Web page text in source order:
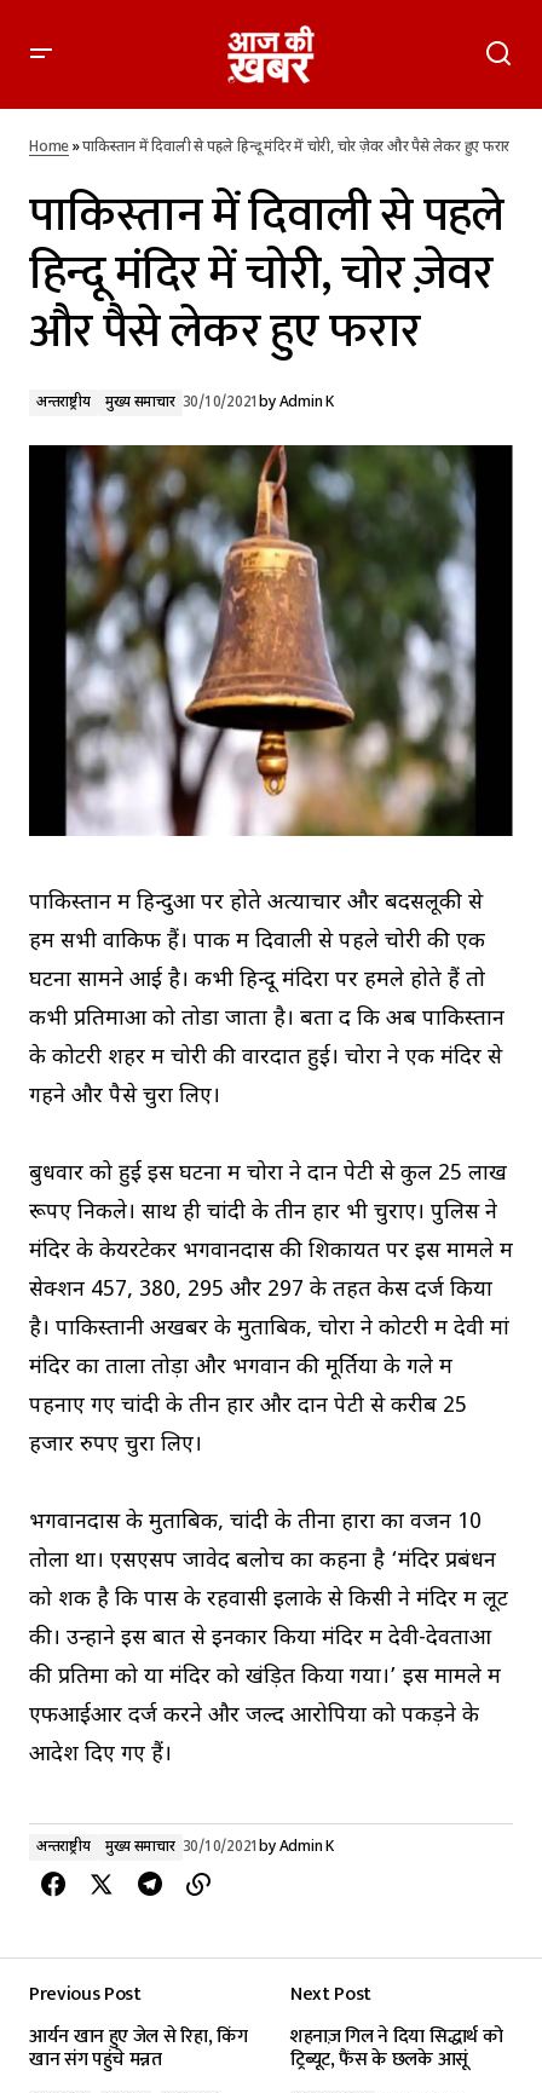
हुए फरार
Home»पाकिस्तान में दिवाली से पहले हिन्दू मंदिर में चोरी, चोर ज़ेवर और पैसे लेकर हुए फरार
पाकिस्तान में दिवाली से पहले
हिन्दू मंदिर में चोरी, चोर ज़ेवर
और पैसे लेकर हुए फरार
अन्तर्राष्ट्रीय मुख्य समाचार 30/10/2021by Admin K
पाकिस्तान में हिन्दुओं पर होते अत्याचार और बदसलूकी से
हम सभी वाकिफ हैं। पाक में दिवाली से पहले चोरी की एक
घटना सामने आई है। कभी हिन्दू मंदिरों पर हमले होते हैं तो
कभी प्रतिमाओं को तोडा जाता है। बता दें कि अब पाकिस्तान
के कोटरी शहर में चोरी की वारदात हुई। चोरों ने एक मंदिर से
गहने और पैसे चुरा लिए।
बुधवार को हुई इस घटना में चोरों ने दान पेटी से कुल 25 लाख
रूपए निकले। साथ ही चांदी के तीन हार भी चुराए। पुलिस ने
मंदिर के केयरटेकर भगवानदास की शिकायत पर इस मामले में
सेक्शन 457, 380, 295 और 297 के तहत केस दर्ज किया
है। पाकिस्तानी अखबर के मुताबिक, चोरों ने कोटरी में देवी मां
मंदिर का ताला तोड़ा और भगवान की मूर्तियों के गले में
पहनाए गए चांदी के तीन हार और दान पेटी से करीब 25
हजार रुपए चुरा लिए।
भगवानदास के मुताबिक, चांदी के तीनों हारों का वजन 10
तोला था। एसएसप जावेद बलोच का कहना है ‘मंदिर प्रबंधन
को शक है कि पास के रहवासी इलाके से किसी ने मंदिर में लूट
की। उन्होंने इस बात से इनकार किया मंदिर में देवी-देवताओं
की प्रतिमा को या मंदिर को खंड़ित किया गया।’ इस मामले में
एफआईआर दर्ज करने और जल्द आरोपियों को पकड़ने के
आदेश दिए गए हैं।
अन्तर्राष्ट्रीय मुख्य समाचार 30/10/2021by Admin K
Previous Post
आर्यन खान हुए जेल से रिहा, किंग
खान संग पहुंचे मन्नत
Next Post
शहनाज़ गिल ने दिया सिद्धार्थ को
ट्रिब्यूट, फैंस के छलके आसूं